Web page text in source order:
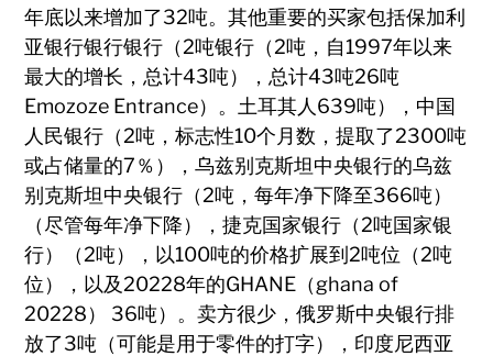
年底以来增加了32吨。其他重要的买家包括保加利
亚银行银行银行（2吨银行（2吨，自1997年以来
最大的增长，总计43吨），总计43吨26吨
Emozoze Entrance）。土耳其人639吨），中国
人民银行（2吨，标志性10个月数，提取了2300吨
或占储量的7％），乌兹别克斯坦中央银行的乌兹
别克斯坦中央银行（2吨，每年净下降至366吨）
（尽管每年净下降），捷克国家银行（2吨国家银
行）（2吨），以100吨的价格扩展到2吨位（2吨
位），以及20228年的GHANE（ghana of
20228） 36吨）。卖方很少，俄罗斯中央银行排
放了3吨（可能是用于零件的打字），印度尼西亚